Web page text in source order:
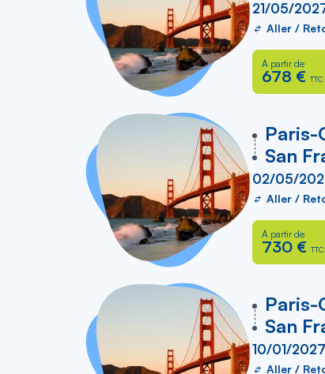
21/05/
Aller /
À partir de
678 € TTC
Paris-
vers
San
02/05/
Aller /
À partir de
730 € TTC
Paris-
vers
San
10/01/
Aller /